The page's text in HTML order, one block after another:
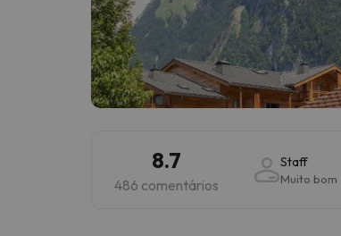
8.7
486 comentários
Staff
Muito bom